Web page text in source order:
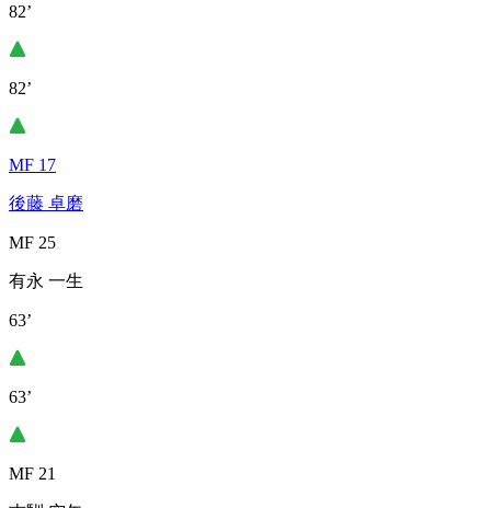
82’
82’
MF 17
後藤 卓磨
MF 25
有永 一生
63’
63’
MF 21